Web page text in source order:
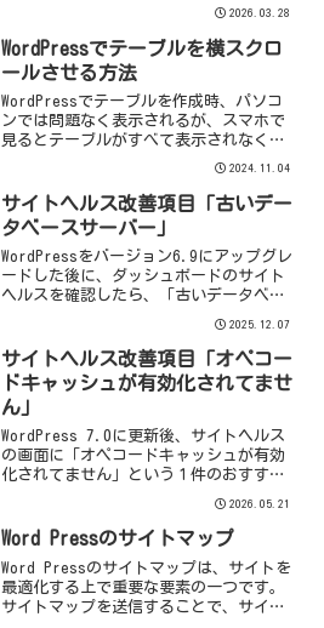
リエイトリンクに変換してくれますし、
設定もとても簡単です。LinkSwitchの機
能LinkSwitchは、バリューコマー...
2026.03.28
WordPressでテーブルを横スクロ
ールさせる方法
WordPressでテーブルを作成時、パソコ
ンでは問題なく表示されるが、スマホで
見るとテーブルがすべて表示されなくて
途中で切れてしまう場合（テーブルがペ
ージの幅を超える場合）の、テーブルを
横スクロールさせる方法です。プラグイ
ンを使う記事を投...
2024.11.04
サイトヘルス改善項目「古いデー
タベースサーバー」
WordPressをバージョン6.9にアップグレ
ードした後に、ダッシュボードのサイト
ヘルスを確認したら、「古いデータベー
善項目がありました。サイトヘルスの改
善項目詳細を確認したところ「最適なパ
フォーマンス...
2025.12.07
サイトヘルス改善項目「オペコー
ドキャッシュが有効化されてませ
ん」
WordPress 7.0に更新後、サイトヘルス
の画面に「オペコードキャッシュが有効
化されてません」という１件のおすすめ
の改善項目詳細を確認すると、「オペコ
ードキャッシュはプリコンパイル済みス
2026.05.21
Word Pressのサイトマップ
Word Pressのサイトマップは、サイトを
最適化する上で重要な要素の一つです。
サイトマップを送信することで、サイト